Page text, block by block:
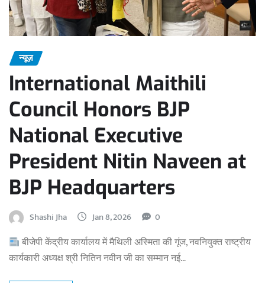
न्यूज़
International Maithili
Council Honors BJP
National Executive
President Nitin Naveen at
BJP Headquarters
Shashi Jha Jan 8, 2026 0
बीजेपी केंद्रीय कार्यालय में मैथिली अस्मिता की गूंज, नवनियुक्त राष्ट्रीय
कार्यकारी अध्यक्ष श्री नितिन नवीन जी का सम्मान नई…